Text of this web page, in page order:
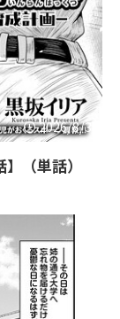
2026/8/3
（単話）